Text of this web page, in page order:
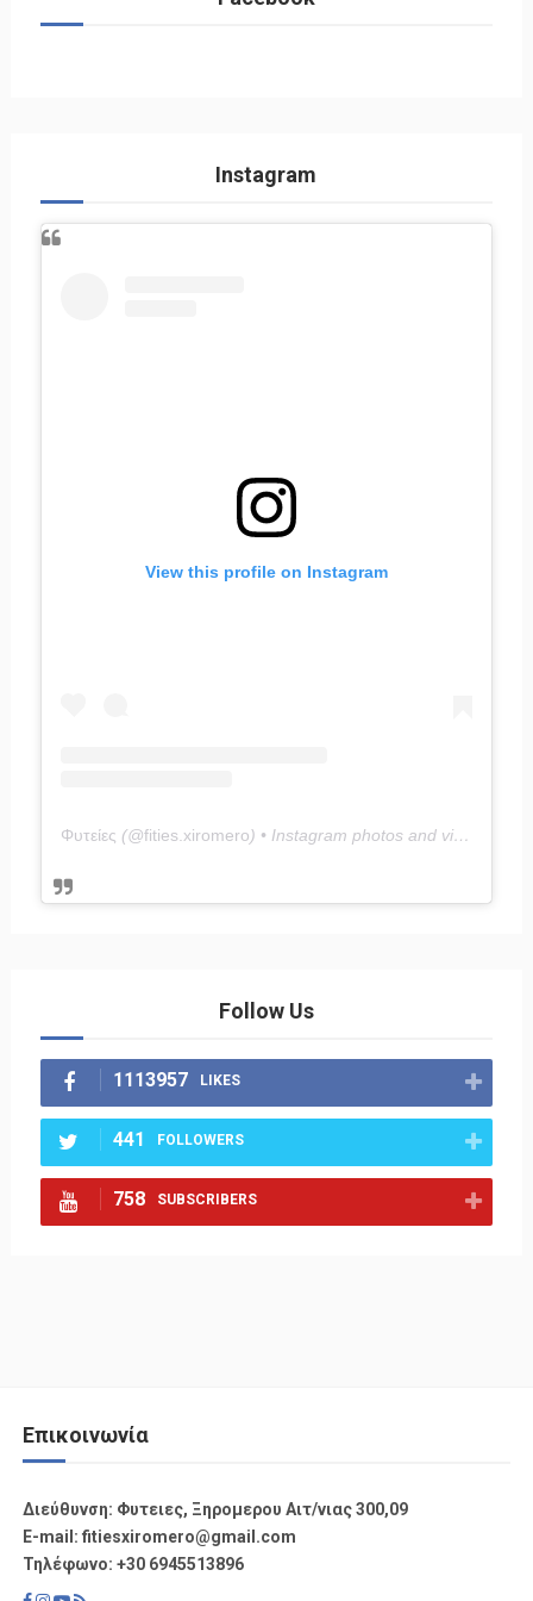
Instagram
View this profile on Instagram
Φυτείες (@fities.xiromero) • Instagram photos and videos
Follow Us
1113957 LIKES
441 FOLLOWERS
758 SUBSCRIBERS
Επικοινωνία
Διεύθυνση: Φυτειες, Ξηρομερου Αιτ/νιας 300,09
Ε-mail: fitiesxiromero@gmail.com
Τηλέφωνο: +30 6945513896